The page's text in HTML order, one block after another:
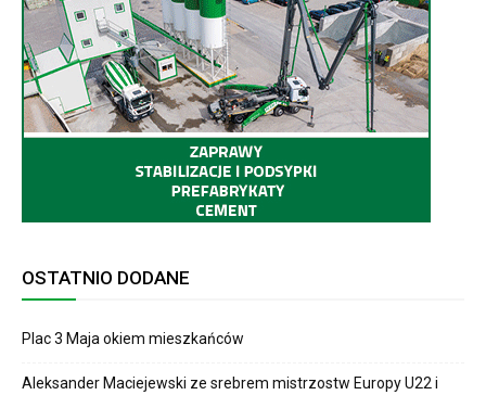
OSTATNIO DODANE
Plac 3 Maja okiem mieszkańców
Aleksander Maciejewski ze srebrem mistrzostw Europy U22 i